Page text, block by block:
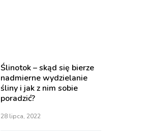
Ślinotok – skąd się bierze
nadmierne wydzielanie
śliny i jak z nim sobie
poradzić?
28 lipca, 2022